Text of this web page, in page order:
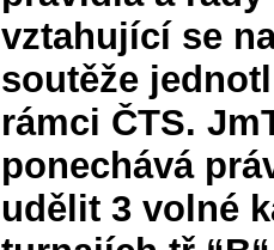
vztahující se
soutěže
rámci ČTS.
ponechává
udělit 3 volné